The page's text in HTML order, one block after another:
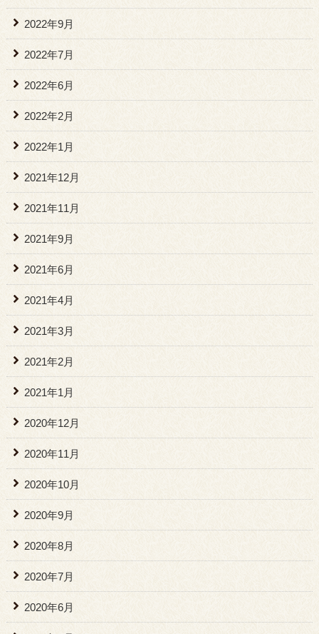
2022年9月
2022年7月
2022年6月
2022年2月
2022年1月
2021年12月
2021年11月
2021年9月
2021年6月
2021年4月
2021年3月
2021年2月
2021年1月
2020年12月
2020年11月
2020年10月
2020年9月
2020年8月
2020年7月
2020年6月